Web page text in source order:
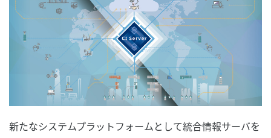
新たなシステムプラットフォームとして統合情報サーバを